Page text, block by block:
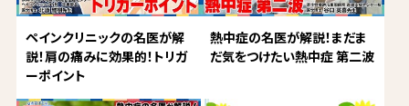
ペインクリニックの名医が解
説！肩の痛みに効果的！トリガ
ーポイント
熱中症の名医が解説！まだま
だ気をつけたい熱中症 第二波